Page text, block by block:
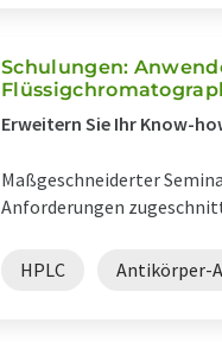
Schulungen:
Erweitern Sie Ihr Know-
Maßgeschneiderter
Anforderungen
HPLC Antikörper-